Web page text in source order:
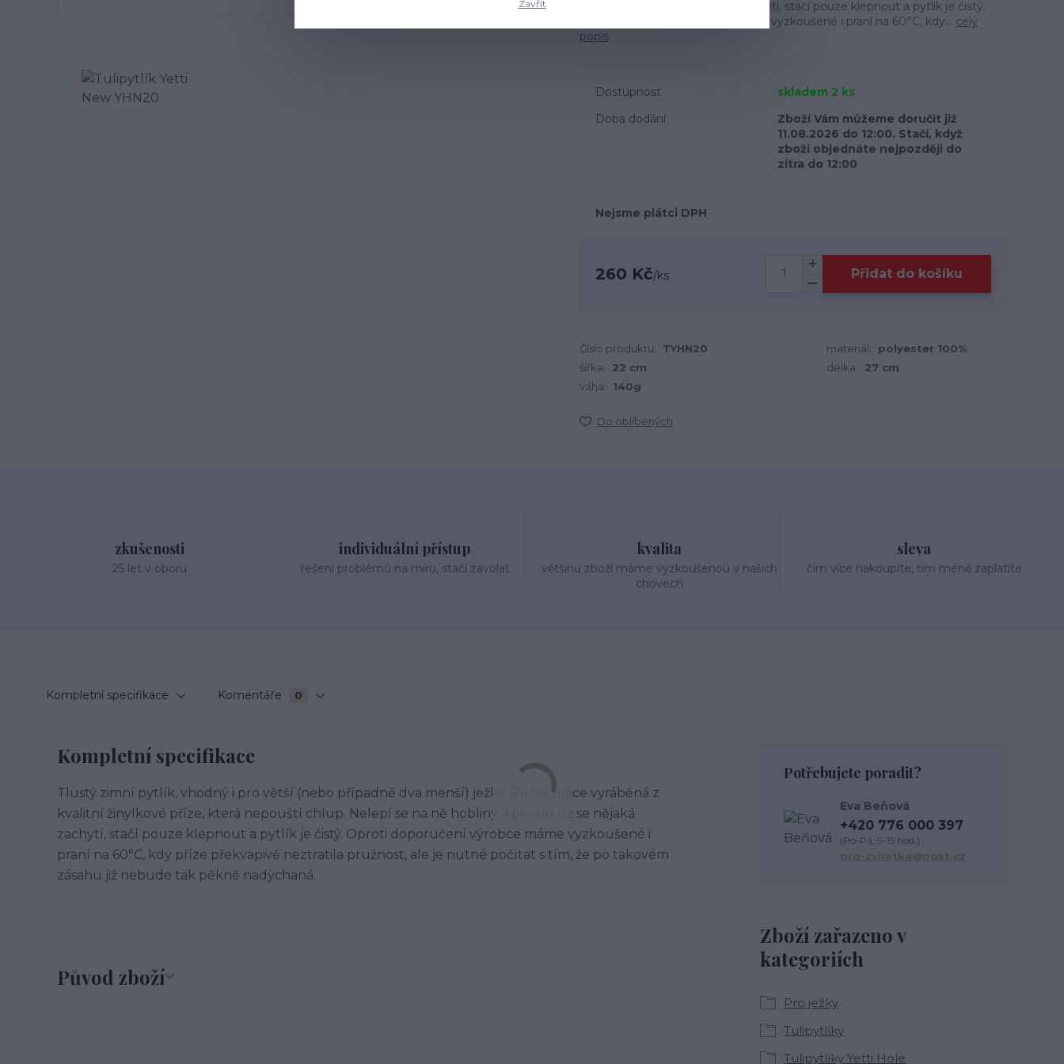
hobliny a pokud už se nějaká zachytí, stačí pouze klepnout a pytlík je čistý.
Oproti doporučení výrobce máme vyzkoušené i praní na 60°C, kdy... celý
popis
Dostupnost
skladem 2 ks
Doba dodání
Zboží Vám můžeme doručit již
11.08.2026 do 12:00. Stačí, když
zboží objednáte nejpozději do
zítra do 12:00
Nejsme plátci DPH
260 Kč/ks Přidat do košíku
Číslo produktu: TYHN20 materiál:
polyester 100%
šířka:
22 cm délka:
27 cm
váha:
140g
Do oblíbených
zkušenosti
25 let v oboru
individuální přístup
řešení problémů na míru, stačí zavolat
kvalita
většinu zboží máme vyzkoušenou v našich
chovech
sleva
čím více nakoupíte, tím méně zaplatíte
Kompletní specifikace Komentáře 0
Kompletní specifikace
Tlustý zimní pytlík, vhodný i pro větší (nebo případně dva menší) ježky. Ruční práce vyráběná z
kvalitní žinylkové příze, která nepouští chlup. Nelepí se na ně hobliny a pokud už se nějaká
zachytí, stačí pouze klepnout a pytlík je čistý. Oproti doporučení výrobce máme vyzkoušené i
praní na 60°C, kdy příze překvapivě neztratila pružnost, ale je nutné počítat s tím, že po takovém
zásahu již nebude tak pěkně nadýchaná.
Původ zboží
Zboží zařazeno v
kategoriích
Pro ježky
Tulipytlíky
Tulipytlíky Yetti Hole
Potřebujete poradit?
Eva Beňová
+420 776 000 397
(Po-Pá, 9-15 hod.)
pro-zviratka@post.cz
Zavřít